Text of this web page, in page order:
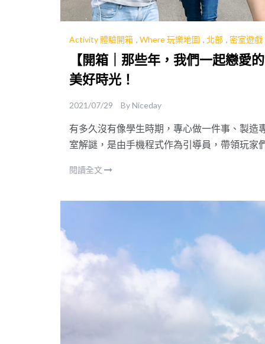
Activity 體驗開箱 , Where 玩樂地圖 , 北部 , 密室遊戲
【開箱｜那些年，我們一起戀愛
美好時光！
2021/07/29 ByNiceday
有多久沒有像學生時期，專心做一件事、製
室解謎，是由手機程式作為引導員，帶領玩
是新朋友、老朋友們都一起玩得非常開心！
閱讀全文